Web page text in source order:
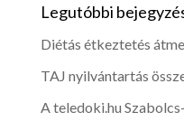
Legutóbbi
Diétás étkeztetés
TAJ nyilvántartás
A teledoki.hu